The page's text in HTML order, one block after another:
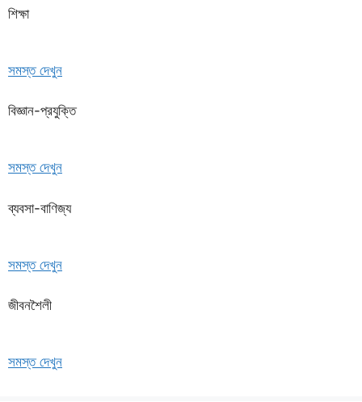
শিক্ষা
সমস্ত দেখুন
বিজ্ঞান-প্রযুক্তি
সমস্ত দেখুন
ব্যবসা-বাণিজ্য
সমস্ত দেখুন
জীবনশৈলী
সমস্ত দেখুন